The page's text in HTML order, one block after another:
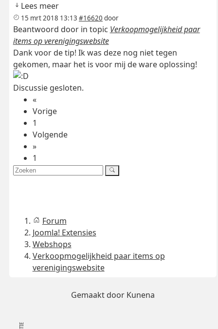
Lees meer
15 mrt 2018 13:13 #16620 door
Beantwoord door in topic Verkoopmogelijkheid paar
items op verenigingswebsite
Dank voor de tip! Ik was deze nog niet tegen
gekomen, maar het is voor mij de ware oplossing!
Discussie gesloten.
«
Vorige
1
Volgende
»
1
Forum
Joomla! Extensies
Webshops
Verkoopmogelijkheid paar items op
verenigingswebsite
Gemaakt door Kunena